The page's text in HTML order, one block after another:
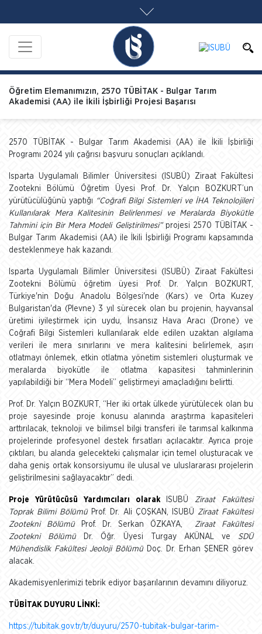
Öğretim Elemanımızın, 2570 TÜBİTAK - Bulgar Tarım
Akademisi (AA) ile İkili İşbirliği Projesi Başarısı
2570 TÜBİTAK - Bulgar Tarım Akademisi (AA) ile İkili İşbirliği
Programı 2024 yılı çağrısı başvuru sonuçları açıklandı.
Isparta Uygulamalı Bilimler Üniversitesi (ISUBÜ) Ziraat Fakültesi
Zootekni Bölümü Öğretim Üyesi Prof. Dr. Yalçın BOZKURT’un
yürütücülüğünü yaptığı “Coğrafi Bilgi Sistemleri ve İHA Teknolojileri
Kullanılarak Mera Kalitesinin Belirlenmesi ve Meralarda Biyokütle
Tahmini için Bir Mera Modeli Geliştirilmesi”projesi 2570 TÜBİTAK -
Bulgar Tarım Akademisi (AA) ile İkili İşbirliği Programı kapsamında
desteklenmeye hak kazandı.
Isparta Uygulamalı Bilimler Üniversitesi (ISUBÜ) Ziraat Fakültesi
Zootekni Bölümü öğretim üyesi Prof. Dr. Yalçın BOZKURT,
Türkiye'nin Doğu Anadolu Bölgesi'nde (Kars) ve Orta Kuzey
Bulgaristan'da (Plevne) 3 yıl sürecek olan bu projenin, hayvansal
üretimi iyileştirmek için uydu, İnsansız Hava Aracı (Drone) ve
Coğrafi Bilgi Sistemleri kullanılarak elde edilen uzaktan algılama
verileri ile mera sınırlarını ve mera kalitesini belirlemek, aşırı
otlatmayı önlemek, etkin otlatma yönetim sistemleri oluşturmak ve
meralarda biyokütle ile otlatma kapasitesi tahminlerinin
yapılabildiği bir “Mera Modeli” geliştirmeyi amaçladığını belirtti.
Prof. Dr. Yalçın BOZKURT, “Her iki ortak ülkede yürütülecek olan bu
proje sayesinde proje konusu alanında araştırma kapasiteleri
arttırılacak, teknoloji ve bilimsel bilgi transferi ile tarımsal kalkınma
projelerinde profesyonel destek fırsatları açılacaktır. Ayrıca proje
çıktıları, bu alanda gelecekteki çalışmalar için temel oluşturacak ve
daha geniş ortak konsorsiyumu ile ulusal ve uluslararası projelerin
geliştirilmesini sağlayacaktır” dedi.
Proje Yürütücüsü Yardımcıları olarak ISUBÜ Ziraat Fakültesi
Toprak Bilimi Bölümü Prof. Dr. Ali ÇOŞKAN, ISUBÜ Ziraat Fakültesi
Zootekni BölümüProf. Dr. Serkan ÖZKAYA, Ziraat Fakültesi
Zootekni Bölümü
Dr. Öğr. Üyesi Turgay AKÜNAL ve SDÜ
Mühendislik Fakültesi Jeoloji Bölümü Doç. Dr. Erhan ŞENER görev
alacak.
Akademisyenlerimizi tebrik ediyor başarılarının devamını diliyoruz.
TÜBİTAK DUYURU LİNKİ:
https://tubitak.gov.tr/tr/duyuru/2570-tubitak-bulgar-tarim-